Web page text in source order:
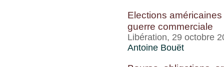
Elections
guerre commerciale
Libération, 29 octobre
Antoine Bouët